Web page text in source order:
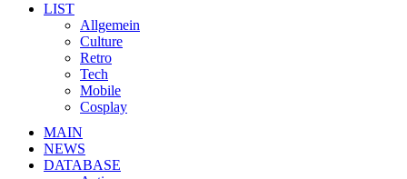
LIST
Allgemein
Culture
Retro
Tech
Mobile
Cosplay
MAIN
NEWS
DATABASE